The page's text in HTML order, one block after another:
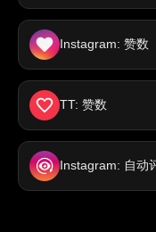
Instagram: 赞数
TT: 赞数
Instagram: 自动